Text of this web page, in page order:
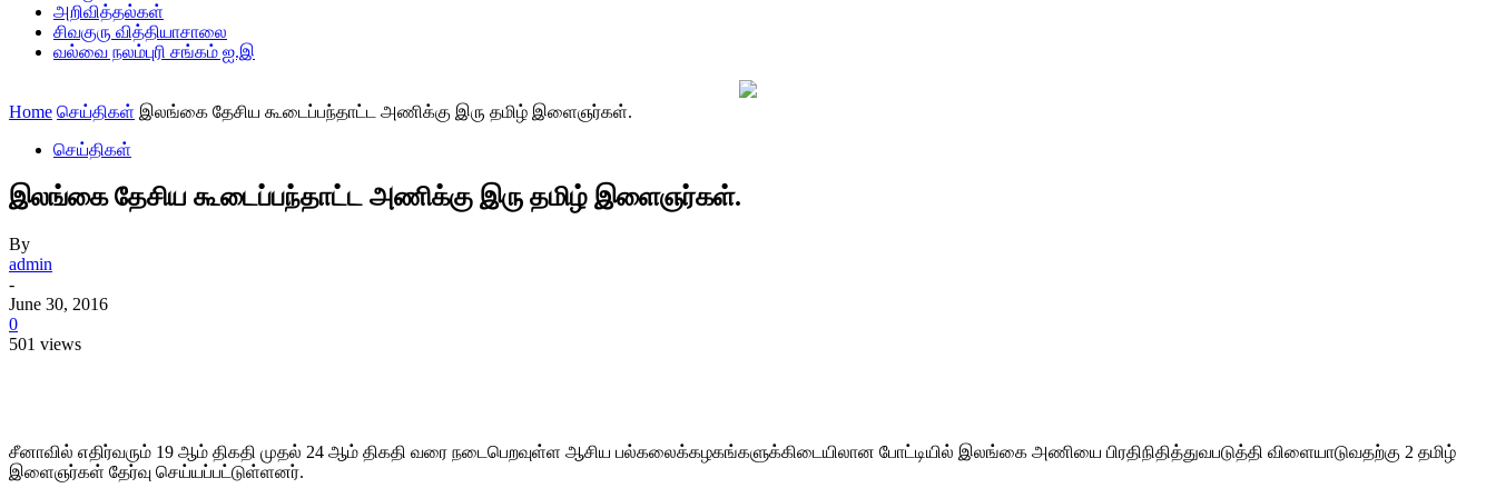
அறிவித்தல்கள்
சிவகுரு வித்தியாசாலை
வல்வை நலம்புரி சங்கம் ஐ.இ
Home செய்திகள் இலங்கை தேசிய கூடைப்பந்தாட்ட அணிக்கு இரு தமிழ் இளைஞர்கள்.
செய்திகள்
இலங்கை தேசிய கூடைப்பந்தாட்ட அணிக்கு இரு தமிழ் இளைஞர்கள்.
By
admin
-
June 30, 2016
0
501 views
சீனாவில் எதிர்வரும் 19 ஆம் திகதி முதல் 24 ஆம் திகதி வரை நடைபெறவுள்ள ஆசிய பல்கலைக்கழகங்களுக்கிடையிலான போட்டியில் இலங்கை அணியை பிரதிநிதித்துவபடுத்தி விளையாடுவதற்கு 2 தமிழ்
இளைஞர்கள் தேர்வு செய்யப்பட்டுள்ளனர்.